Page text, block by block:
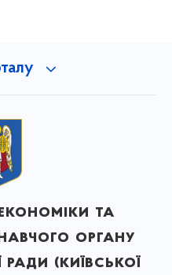
та
органу
ради (київської